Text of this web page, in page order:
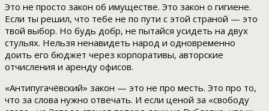
Это не просто закон об имуществе. Это закон о гигиене.
Если ты решил, что тебе не по пути с этой страной — это
твой выбор. Но будь добр, не пытайся усидеть на двух
стульях. Нельзя ненавидеть народ и одновременно
доить его бюджет через корпоративы, авторские
отчисления и аренду офисов.
«Антипугачёвский» закон — это не про месть. Это про то,
что за слова нужно отвечать. И если ценой за «свободу